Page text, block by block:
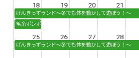
18 19 20 21
げんきっずランド～冬でも体を動かして遊ぼう！～
毛糸ポンポンでモチーフ作り
25 26 27 28
げんきっずランド～冬でも体を動かして遊ぼう！～